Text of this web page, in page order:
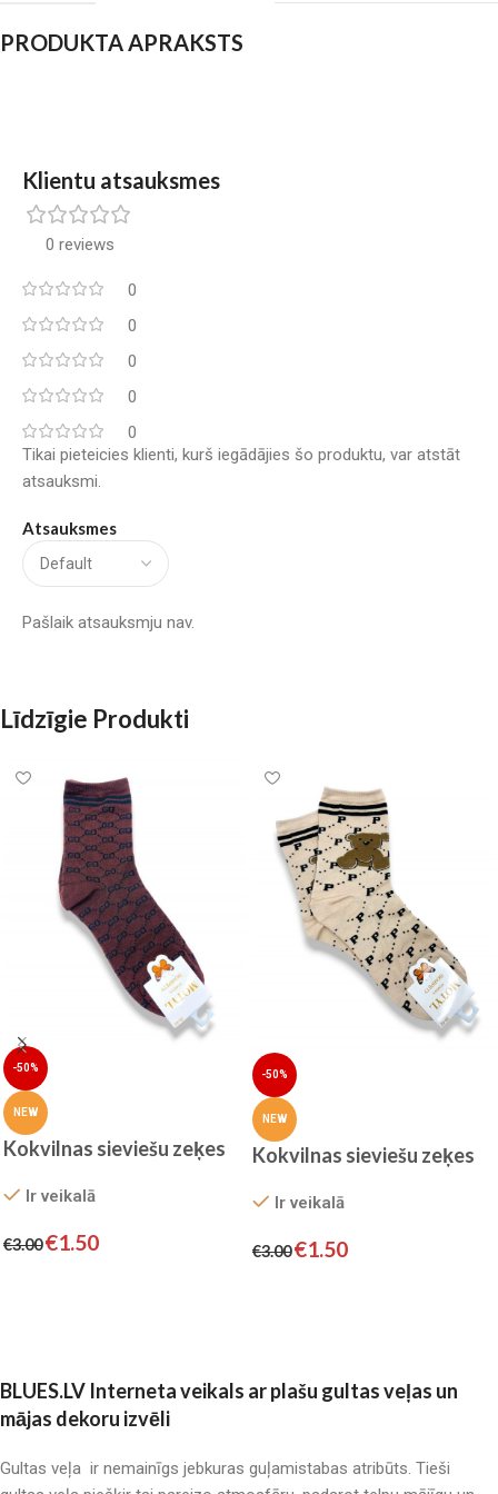
PRODUKTA APRAKSTS
Klientu atsauksmes
0 reviews
0
0
0
0
0
Atsauksmes
Pašlaik atsauksmju nav.
Tikai pieteicies klienti, kurš iegādājies šo produktu, var atstāt
atsauksmi.
Līdzīgie Produkti
-50%
NEW
Kokvilnas sieviešu zeķes
Ir veikalā
€3.00€1.50
-50%
NEW
Kokvilnas sieviešu zeķes
Ir veikalā
€3.00€1.50
BLUES.LV Interneta veikals ar plašu gultas veļas un
mājas dekoru izvēli
Gultas veļa ir nemainīgs jebkuras guļamistabas atribūts. Tieši